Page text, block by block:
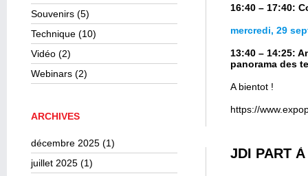
Souvenirs (5)
Technique (10)
Vidéo (2)
Webinars (2)
ARCHIVES
décembre 2025 (1)
juillet 2025 (1)
16:40 – 17:40:
mercredi, 29
13:40 – 14:25:
panorama des
A bientot !
https://
JDI PART À